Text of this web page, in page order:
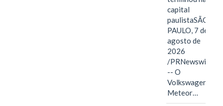
capital
paulistaSÃO
PAULO, 7 de
agosto de
2026
/PRNewswire/
-- O
Volkswagen
Meteor…